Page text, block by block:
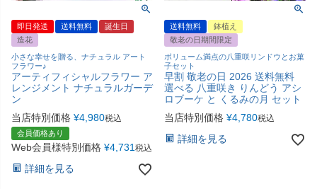
即日発送 送料無料
誕生日
造花
小さな幸せを贈る、ナチュラル アート
フラワー♪
アーティフィシャルフラワー ア
レンジメント ナチュラルガーデ
ン
当店特別価格 ¥4,980税込
会員価格あり
Web会員様特別価格 ¥4,731 税込
詳細を見る
送料無料
鉢植え
敬老の日期間限定
ボリューム満点の八重咲リンドウとお菓
子セット
早割 敬老の日 2026 送料無料
選べる 八重咲き りんどう アシ
ロブーケ と くるみの月 セット
当店特別価格 ¥4,780税込
詳細を見る